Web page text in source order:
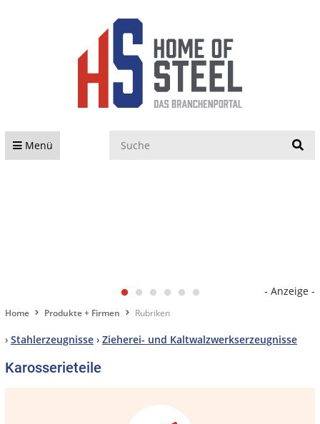
Menü
- Anzeige -
Home Produkte + Firmen Rubriken
› Stahlerzeugnisse › Zieherei- und Kaltwalzwerkserzeugnisse
Karosserieteile